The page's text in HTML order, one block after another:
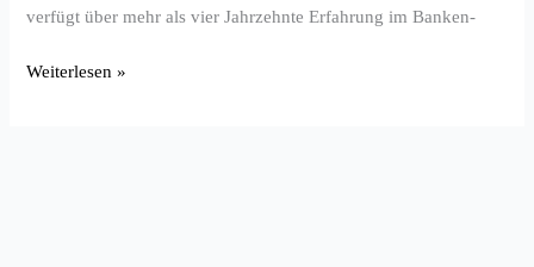
verfügt über mehr als vier Jahrzehnte Erfahrung im Banken-
Weiterlesen »